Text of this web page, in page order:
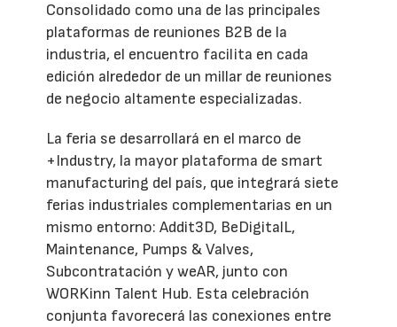
Consolidado como una de las principales
plataformas de reuniones B2B de la
industria, el encuentro facilita en cada
edición alrededor de un millar de reuniones
de negocio altamente especializadas.
La feria se desarrollará en el marco de
+Industry, la mayor plataforma de smart
manufacturing del país, que integrará siete
ferias industriales complementarias en un
mismo entorno: Addit3D, BeDigitalL,
Maintenance, Pumps & Valves,
Subcontratación y weAR, junto con
WORKinn Talent Hub. Esta celebración
conjunta favorecerá las conexiones entre